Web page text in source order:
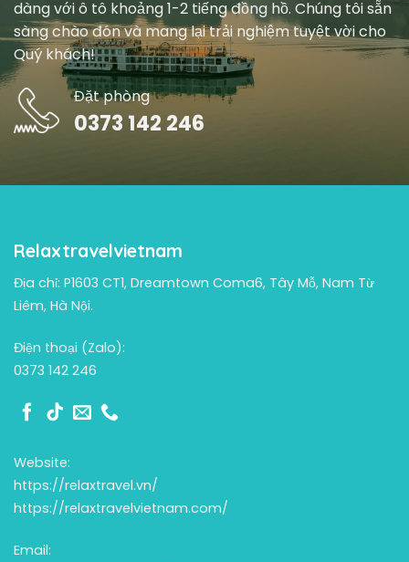
dàng với ô tô khoảng 1-2 tiếng đồng hồ. Chúng tôi sẵn
sàng chào đón và mang lại trải nghiệm tuyệt vời cho
Quý khách!
Đặt phòng
0373 142 246
Relaxtravelvietnam
Địa chỉ: P1603 CT1, Dreamtown Coma6, Tây Mỗ, Nam Từ
Liêm, Hà Nội.
Điện thoại (Zalo):
0373 142 246
Website:
https://relaxtravel.vn/
https://relaxtravelvietnam.com/
Email: